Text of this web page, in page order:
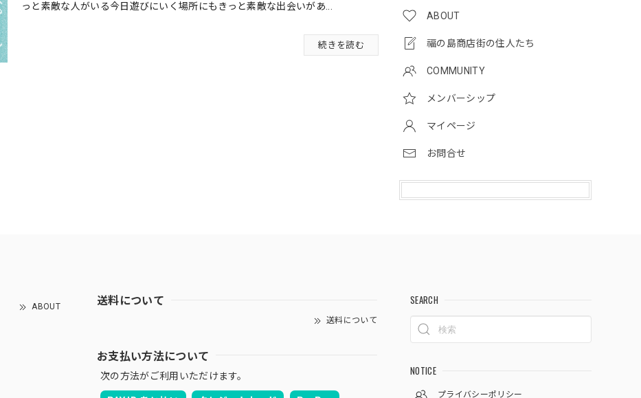
ABOUT
福の島商店街の住人たち
COMMUNITY
メンバーシップ
マイページ
お問合せ
っと素敵な人がいる今日遊びにいく場所にもきっと素敵な出会いがあ...
続きを読む
ABOUT 送料について
送料について
お支払い方法について
次の方法がご利用いただけます。
SEARCH
NOTICE
プライバシーポリシー